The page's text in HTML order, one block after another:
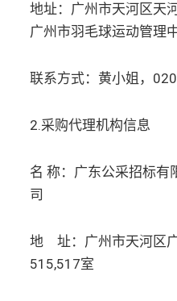
地址：广州市天河区天
广州市羽毛球
联系方式：黄小
2.采购代理机构信息
名 称：广东公采招标有
地 址：广州市天河区